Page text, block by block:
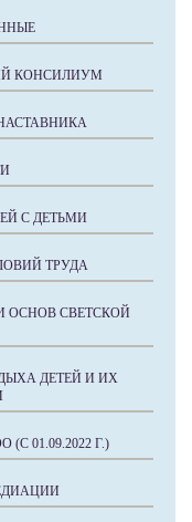
КОНСИЛИУМ
С ДЕТЬМИ
ТРУДА
ОСНОВ СВЕТСКОЙ
ДЕТЕЙ И ИХ
01.09.2022 Г.)